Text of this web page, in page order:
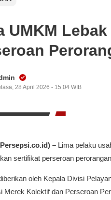
UMKM
28 April 2026 - 15:04 WIB
– Lima pelaku
sertifikat perseroan
oleh Kepala Divisi
Merek Kolektif dan Perseroan